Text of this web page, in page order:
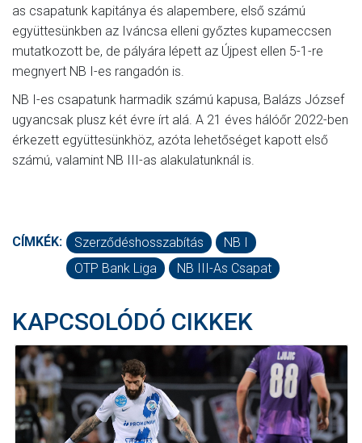
as csapatunk kapitánya és alapembere, első számú
együttesünkben az Iváncsa elleni győztes kupameccsen
mutatkozott be, de pályára lépett az Újpest ellen 5-1-re
megnyert NB I-es rangadón is.
NB I-es csapatunk harmadik számú kapusa, Balázs József
ugyancsak plusz két évre írt alá. A 21 éves hálóőr 2022-ben
érkezett együttesünkhöz, azóta lehetőséget kapott első
számú, valamint NB III-as alakulatunknál is.
CÍMKÉK: Szerződéshosszabítás
NB I
OTP Bank Liga
NB III-As Csapat
KAPCSOLÓDÓ CIKKEK